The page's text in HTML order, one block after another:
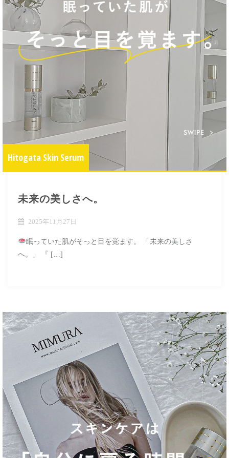
Hitogata Skin Serum
未来の美しさへ。
2025年11月27日
眠っていた肌がそっと目を覚ます。 「未来の美しさ
へ。」 『 […]